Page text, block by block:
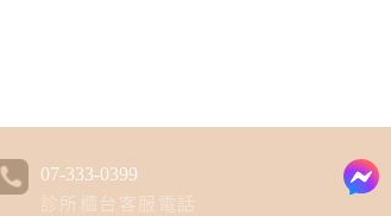
07-333-0399
診所櫃台客服電話